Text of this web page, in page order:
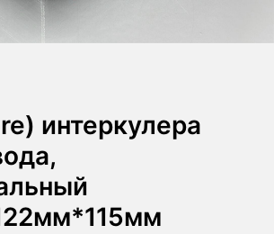
интеркулера